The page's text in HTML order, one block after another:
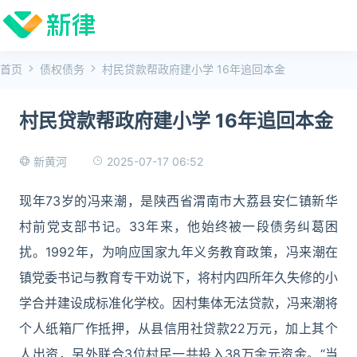
首页 债权债务 村民贷款帮政府建小学 16年追回本金
村民贷款帮政府建小学 16年追回本金
新黄河 2025-07-17 06:52
现年73岁的冯来潮，是陕西省渭南市大荔县安仁镇新华
村前党支部书记。33年来，他始终被一段债务纠葛困
扰。1992年，为响应国家九年义务教育政策，冯来潮在
镇党委书记与教育专干劝说下，将村内四所年久失修的小
学合并建设成标准化学校。因村集体无法贷款，冯来潮将
个人纸箱厂作抵押，从县信用社贷款22万元，加上其个
人出资，另外联合3位村民一共投入38万余元资金。“当